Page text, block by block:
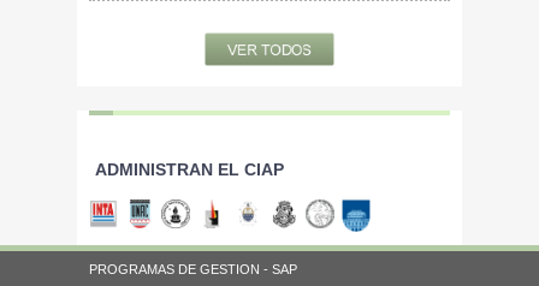
ADMINISTRAN EL CIAP
PROGRAMAS DE GESTION - SAP